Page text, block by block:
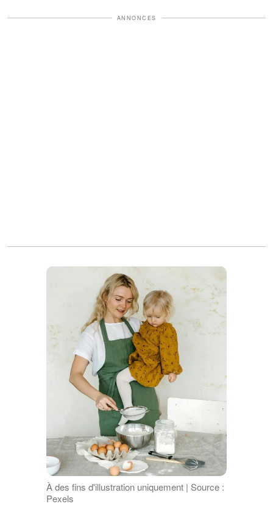
ANNONCES
À des fins d'illustration uniquement | Source :
Pexels